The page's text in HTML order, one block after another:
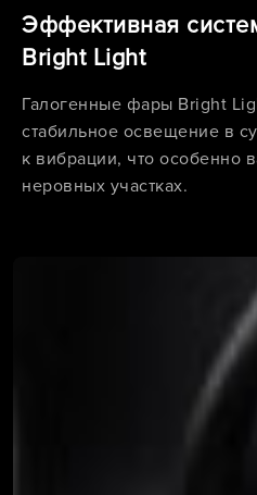
Эффективная
Bright Light
Галогенные фары Bright
стабильное освещение в
к вибрации, что особенно
неровных участках.